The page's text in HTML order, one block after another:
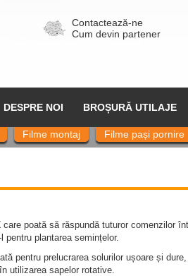
Contactează-ne
Cum devin partener
DESPRE NOI BROȘURĂ UTILAJE
Filme pași pornire
Filme montaj
care poată să răspundă tuturor comenzilor
plantarea semințelor.
pentru prelucrarea solurilor ușoare și
utilizarea sapelor rotative.